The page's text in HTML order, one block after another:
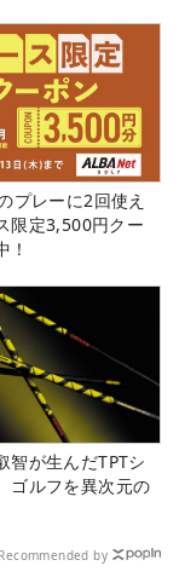
プレーに2回使え
限定3,500円クー
！
智が生んだTPTシ
ゴルフを異次元の
Recommended by